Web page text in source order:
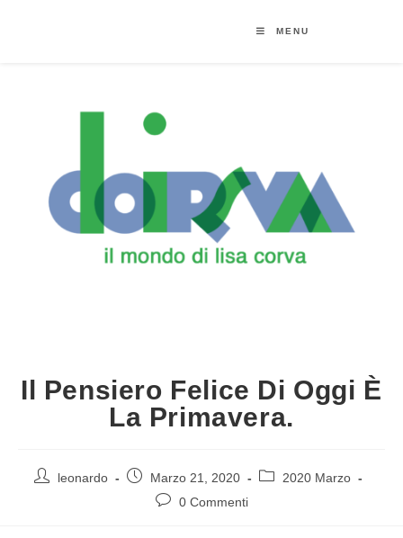
MENU
Il Pensiero Felice Di Oggi È
La Primavera.
leonardo Marzo 21, 2020
2020 Marzo
0 Commenti